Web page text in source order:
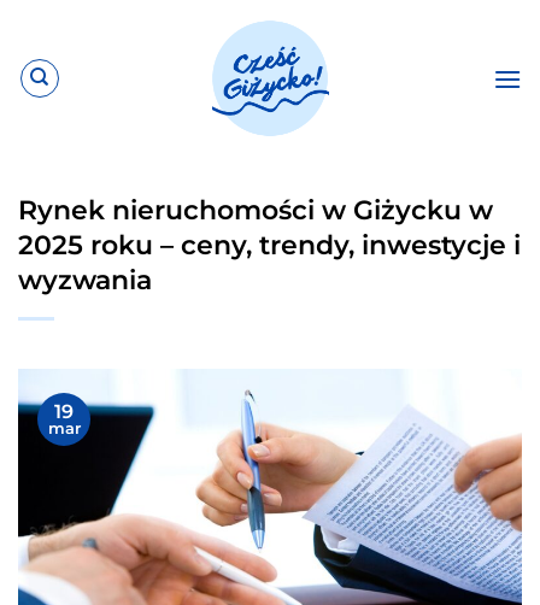
zawartości
Rynek nieruchomości w Giżycku w
2025 roku – ceny, trendy, inwestycje i
wyzwania
19
mar